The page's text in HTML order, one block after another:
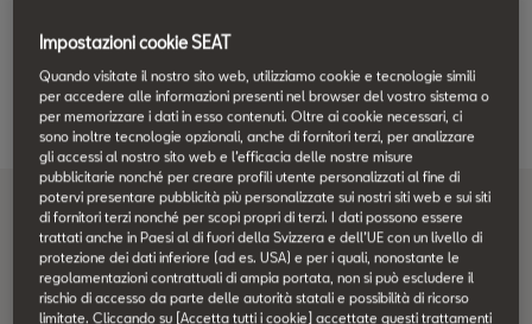
Get your IBIZA-Feeling
NOW!
Impostazioni cookie SEAT
Quando visitate il nostro sito web, utilizziamo cookie e tecnologie simili
per accedere alle informazioni presenti nel browser del vostro sistema o
per memorizzare i dati in esso contenuti. Oltre ai cookie necessari, ci
sono inoltre tecnologie opzionali, anche di fornitori terzi, per analizzare
gli accessi al nostro sito web e l’efficacia delle nostre misure
pubblicitarie nonché per creare profili utente personalizzati al fine di
potervi presentare pubblicità più personalizzate sui nostri siti web e sui siti
di fornitori terzi nonché per scopi propri di terzi. I dati possono essere
trattati anche in Paesi al di fuori della Svizzera e dell’UE con un livello di
protezione dei dati inferiore (ad es. USA) e per i quali, nonostante le
regolamentazioni contrattuali di ampia portata, non si può escludere il
rischio di accesso da parte delle autorità statali e possibilità di ricorso
limitate. Cliccando su [Accetta tutti i cookie] accettate questi trattamenti